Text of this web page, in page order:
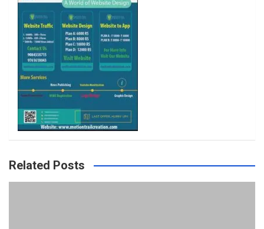
m
Related Posts